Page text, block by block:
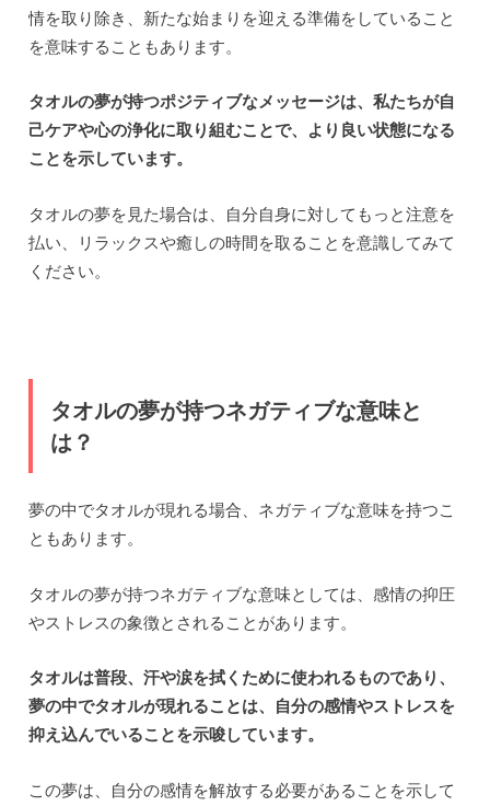
情を取り除き、新たな始まりを迎える準備をしていること
を意味することもあります。
タオルの夢が持つポジティブなメッセージは、私たちが自
己ケアや心の浄化に取り組むことで、より良い状態になる
ことを示しています。
タオルの夢を見た場合は、自分自身に対してもっと注意を
払い、リラックスや癒しの時間を取ることを意識してみて
ください。
タオルの夢が持つネガティブな意味と
は？
夢の中でタオルが現れる場合、ネガティブな意味を持つこ
ともあります。
タオルの夢が持つネガティブな意味としては、感情の抑圧
やストレスの象徴とされることがあります。
タオルは普段、汗や涙を拭くために使われるものであり、
夢の中でタオルが現れることは、自分の感情やストレスを
抑え込んでいることを示唆しています。
この夢は、自分の感情を解放する必要があることを示して